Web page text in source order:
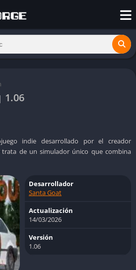
1.06
indie desarrollado por el creador
trata de un simulador único que combina
Desarrollador
Santa Goat
Actualización
14/03/2026
Versión
1.06